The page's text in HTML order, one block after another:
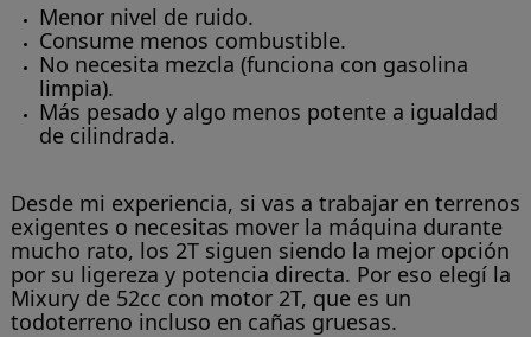
Menor nivel de ruido.
Consume menos combustible.
No necesita mezcla (funciona con gasolina
limpia).
Más pesado y algo menos potente a igualdad
de cilindrada.
Desde mi experiencia, si vas a trabajar en terrenos
exigentes o necesitas mover la máquina durante
mucho rato, los 2T siguen siendo la mejor opción
por su ligereza y potencia directa. Por eso elegí la
Mixury de 52cc con motor 2T, que es un
todoterreno incluso en cañas gruesas.